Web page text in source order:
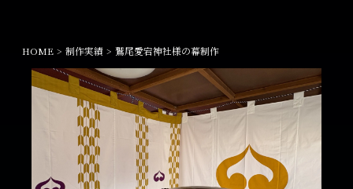
HOME 制作実績 鷲尾愛宕神社様の幕制作